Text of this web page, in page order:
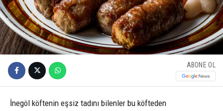
ABONE OL
İnegöl köftenin eşsiz tadını bilenler bu köfteden